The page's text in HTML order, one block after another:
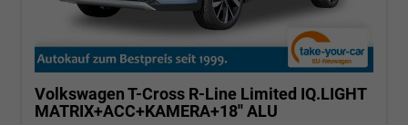
Volkswagen T-Cross R-Line Limited IQ.LIGHT
MATRIX+ACC+KAMERA+18'' ALU